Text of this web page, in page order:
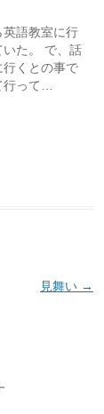
語教室に行
いた。 で、話
行くとの事で
って…
見舞い →